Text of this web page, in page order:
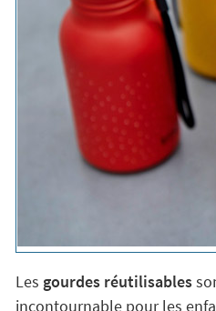
Les gourdes réutilisables
incontournable pour les